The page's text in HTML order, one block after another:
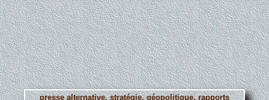
presse alternative, stratégie, géopolitique, rapports